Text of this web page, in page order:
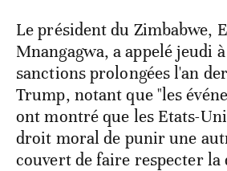
Le président du Zimbabwe,
Mnangagwa, a appelé jeudi
sanctions prolongées l'an
Trump, notant que "les
ont montré que les Etats-
droit moral de punir une
couvert de faire respecter la